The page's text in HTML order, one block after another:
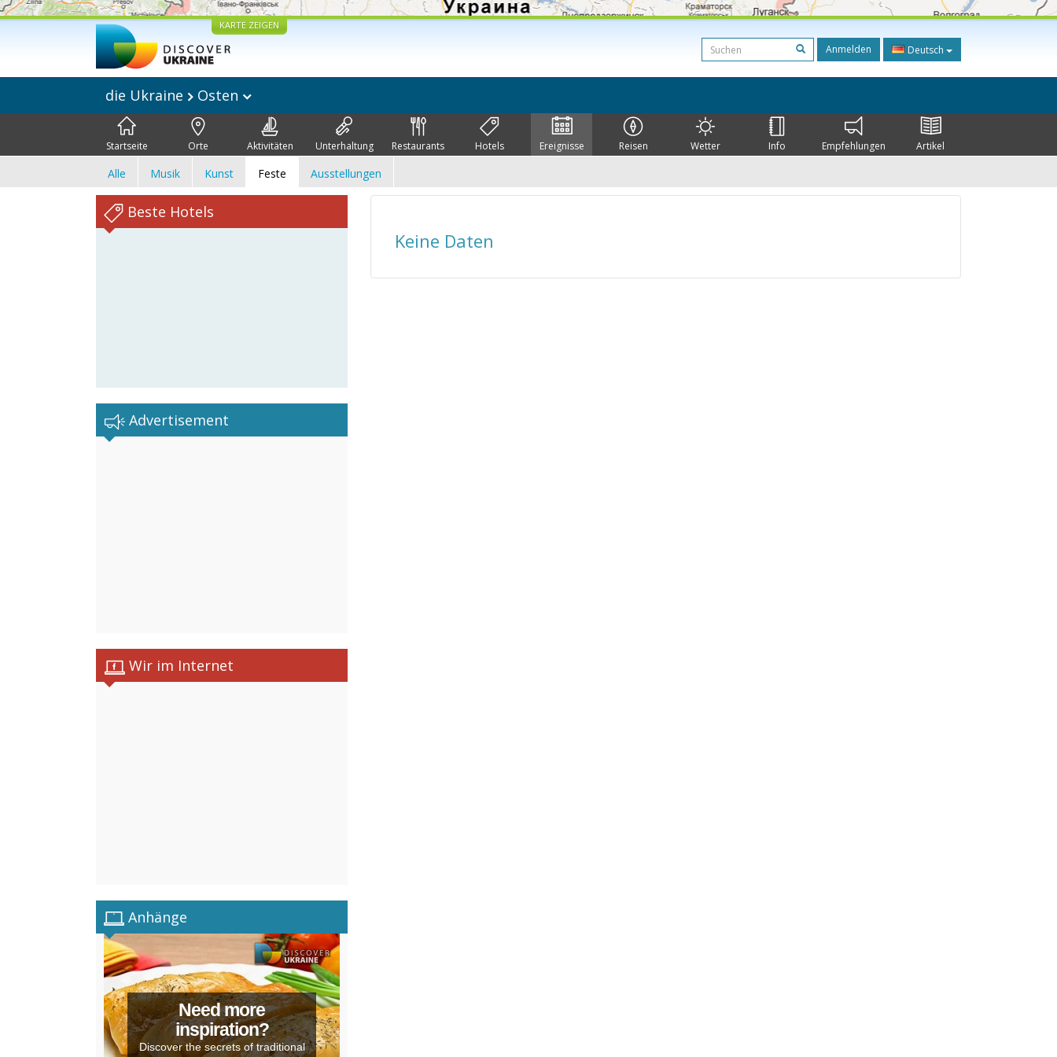
KARTE ZEIGEN
Anmelden Deutsch
die Ukraine Osten
Startseite Orte Aktivitäten Unterhaltung Restaurants Hotels Ereignisse Reisen Wetter Info Empfehlungen Artikel
Alle Musik Kunst Feste Ausstellungen
Beste Hotels
Advertisement
Wir im Internet
Anhänge
Need more
inspiration?
Discover the secrets of traditional
Keine Daten